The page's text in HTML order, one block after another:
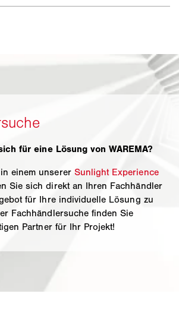
für eine Lösung von WAREMA?
einem unserer Sunlight Experience
Sie sich direkt an Ihren Fachhändler
für Ihre individuelle Lösung zu
Fachhändlersuche finden Sie
Partner für Ihr Projekt!